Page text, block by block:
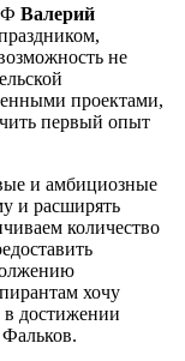
Валерий
не
проектами,
первый опыт
и амбициозные
и расширять
количество
хочу
в достижении